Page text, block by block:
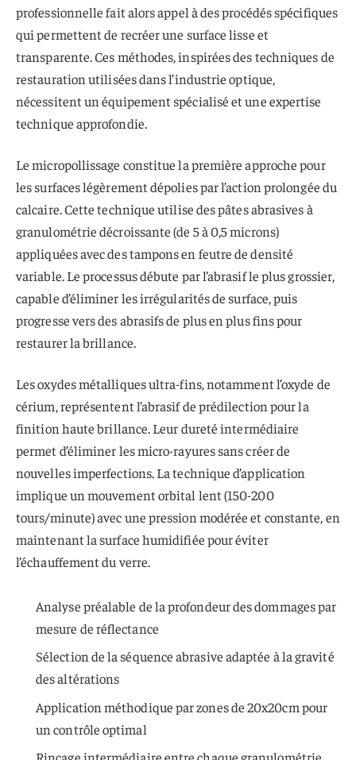
professionnelle fait alors appel à des procédés spécifiques
qui permettent de recréer une surface lisse et
transparente. Ces méthodes, inspirées des techniques de
restauration utilisées dans l’industrie optique,
nécessitent un équipement spécialisé et une expertise
technique approfondie.
Le micropollissage constitue la première approche pour
les surfaces légèrement dépolies par l’action prolongée du
calcaire. Cette technique utilise des pâtes abrasives à
granulométrie décroissante (de 5 à 0,5 microns)
appliquées avec des tampons en feutre de densité
variable. Le processus débute par l’abrasif le plus grossier,
capable d’éliminer les irrégularités de surface, puis
progresse vers des abrasifs de plus en plus fins pour
restaurer la brillance.
Les oxydes métalliques ultra-fins, notamment l’oxyde de
cérium, représentent l’abrasif de prédilection pour la
finition haute brillance. Leur dureté intermédiaire
permet d’éliminer les micro-rayures sans créer de
nouvelles imperfections. La technique d’application
implique un mouvement orbital lent (150-200
tours/minute) avec une pression modérée et constante, en
maintenant la surface humidifiée pour éviter
l’échauffement du verre.
Analyse préalable de la profondeur des dommages par
mesure de réflectance
Sélection de la séquence abrasive adaptée à la gravité
des altérations
Application méthodique par zones de 20x20cm pour
un contrôle optimal